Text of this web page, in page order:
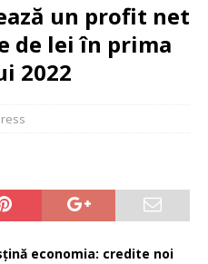
un profit net
de lei în prima
2022
economia: credite noi